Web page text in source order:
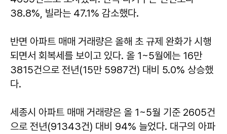
38.8%, 빌라는 47.1% 감소했다.
반면 아파트 매매 거래량은 올해 초 규제 완화가 시행
되면서 회복세를 보이고 있다. 올 1~5월에는 16만
3815건으로 전년(15만 5987건) 대비 5.0% 상승했
다.
세종시 아파트 매매 거래량은 올 1~5월 기준 2605건
으로 전년(91343건) 대비 94% 늘었다. 대구의 아파